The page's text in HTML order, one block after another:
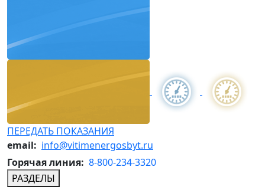
ПЕРЕДАТЬ ПОКАЗАНИЯ
email: info@vitimenergosbyt.ru
Горячая линия: 8-800-234-3320
РАЗДЕЛЫ